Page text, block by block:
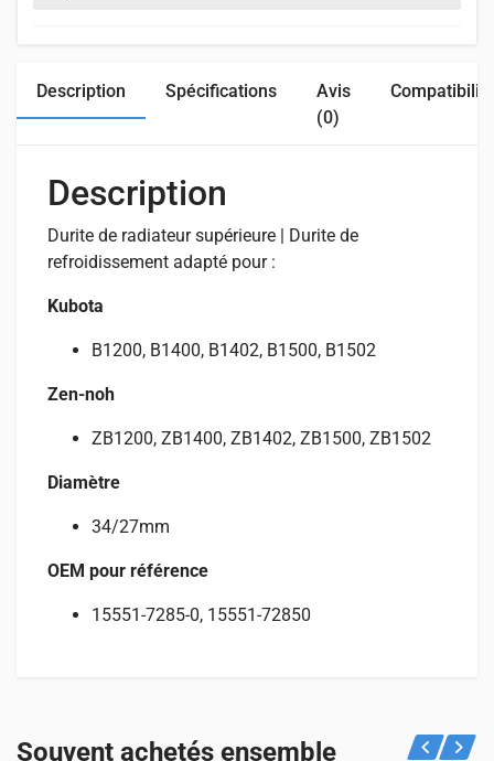
Description Spécifications
Avis
(0)
Compatibilité
Description
Durite de radiateur supérieure | Durite de
refroidissement adapté pour :
Kubota
B1200, B1400, B1402, B1500, B1502
Zen-noh
ZB1200, ZB1400, ZB1402, ZB1500, ZB1502
Diamètre
34/27mm
OEM pour référence
15551-7285-0, 15551-72850
0,2 kg
Découvrez ci-dessous les machines compatibles avec ce
Souvent achetés ensemble